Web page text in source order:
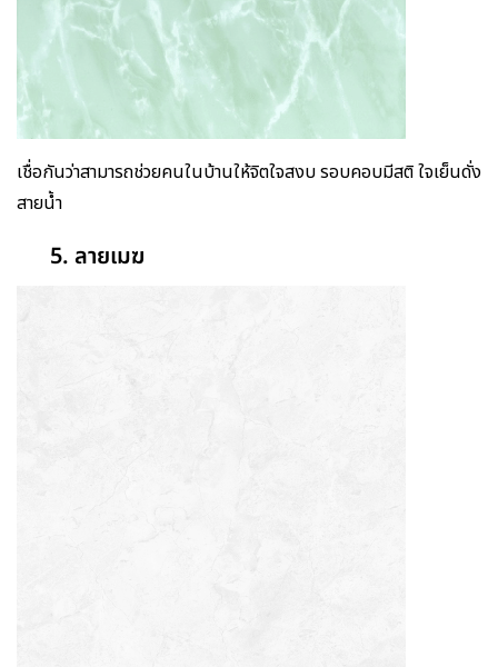
เชื่อกันว่าสามารถช่วยคนในบ้านให้จิตใจสงบ รอบคอบมีสติ ใจเย็นดั่ง
สายน้ำ
5. ลายเมฆ